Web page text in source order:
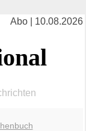
Abo | 10.08.2026